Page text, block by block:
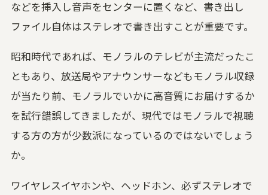
などを挿入し音声をセンターに置くなど、書き出し
ファイル自体はステレオで書き出すことが重要です。
昭和時代であれば、モノラルのテレビが主流だったこ
ともあり、放送局やアナウンサーなどもモノラル収録
が当たり前、モノラルでいかに高音質にお届けするか
を試行錯誤してきましたが、現代ではモノラルで視聴
する方の方が少数派になっているのではないでしょう
か。
ワイヤレスイヤホンや、ヘッドホン、必ずステレオで